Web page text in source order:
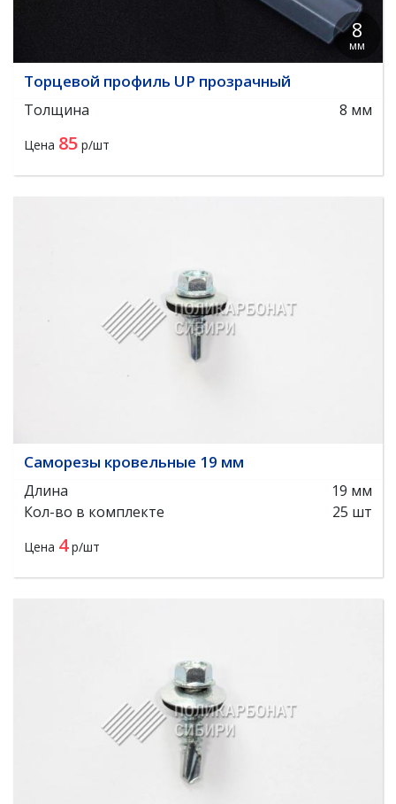
8
мм
Торцевой профиль UP прозрачный
Толщина 8 мм
Цена 85 р/шт
Саморезы кровельные 19 мм
Длина
19 мм
Кол-во в комплекте
25 шт
Цена 4р/шт